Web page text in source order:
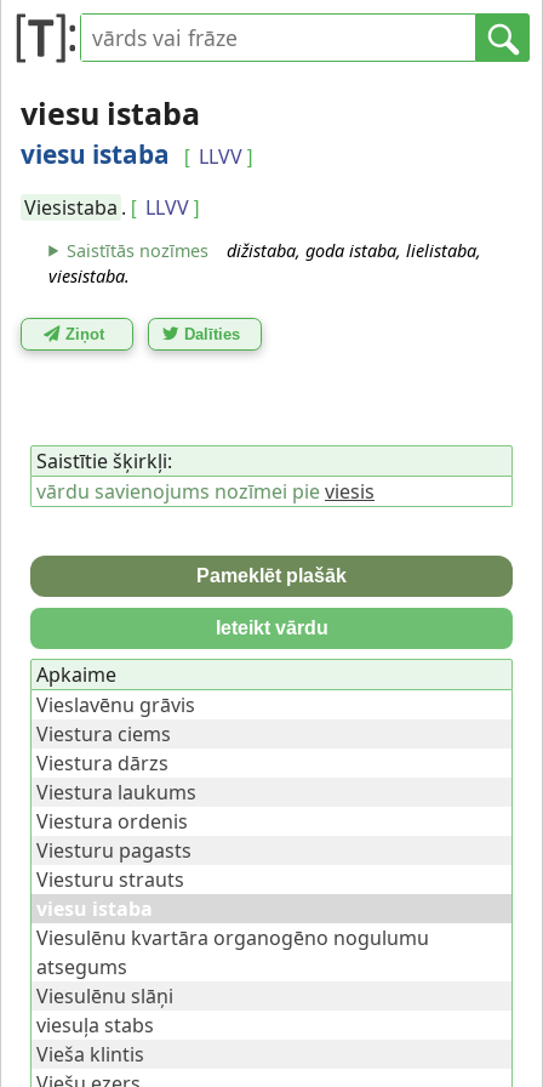
viesu istaba
viesu istaba [ LLVV ]
Viesistaba . [ LLVV ]
Saistītās nozīmes
dižistaba, goda istaba, lielistaba,
viesistaba.
Ziņot Dalīties
Saistītie šķirkļi:
vārdu savienojums nozīmei pieviesis
Pameklēt plašāk
Ieteikt vārdu
Apkaime
Vieslavēnu grāvis
Viestura ciems
Viestura dārzs
Viestura laukums
Viestura ordenis
Viesturu pagasts
Viesturu strauts
viesu istaba
Viesulēnu kvartāra organogēno nogulumu
atsegums
Viesulēnu slāņi
viesuļa stabs
Vieša klintis